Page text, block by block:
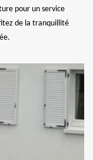
pour un service
de la tranquillité